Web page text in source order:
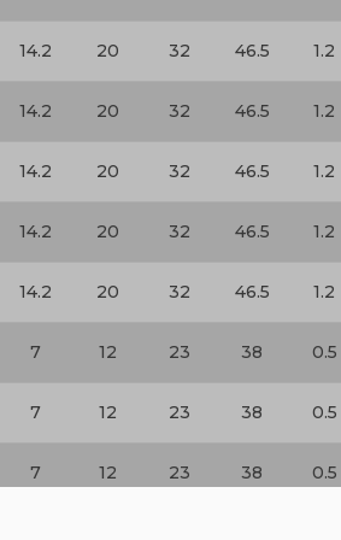
14.2 20 32 46.5 1.2
14.2 20 32 46.5 1.2
14.2 20 32 46.5 1.2
14.2 20 32 46.5 1.2
14.2 20 32 46.5 1.2
7 12 23 38 0.5
7 12 23 38 0.5
7 12 23 38 0.5